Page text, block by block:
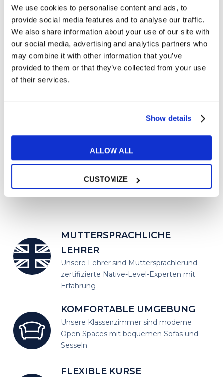
We use cookies to personalise content and ads, to
provide social media features and to analyse our traffic.
We also share information about your use of our site with
our social media, advertising and analytics partners who
may combine it with other information that you’ve
provided to them or that they’ve collected from your use
of their services.
Show details
ALLOW ALL
CUSTOMIZE
MUTTERSPRACHLICHE
LEHRER
Unsere Lehrer sind Muttersprachlerund
zertifizierte Native-Level-Experten mit
Erfahrung
KOMFORTABLE UMGEBUNG
Unsere Klassenzimmer sind moderne
Open Spaces mit bequemen Sofas und
Sesseln
FLEXIBLE KURSE